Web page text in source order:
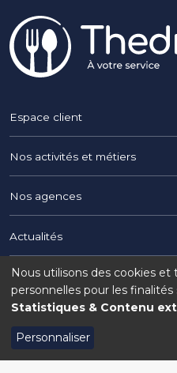
Espace client
Nos activités et métiers
Nos agences
Actualités
Copyright © 2026 THEDRA
Legal menu
Mentions légalesPolitique de
Gérer mon consentement
Utilisation
des
données
Nous utilisons des cookies et
personnelles pour les finalités
Statistiques & Contenu
Personnaliser